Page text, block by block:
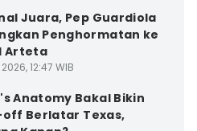
Juara, Pep Guardiola
Penghormatan ke
Arteta
12:47 WIB
Anatomy Bakal Bikin
off Berlatar Texas,